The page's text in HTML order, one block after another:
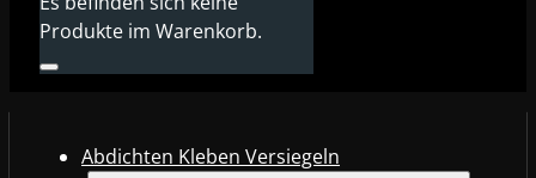
Produkte im Warenkorb.
Abdichten Kleben Versiegeln